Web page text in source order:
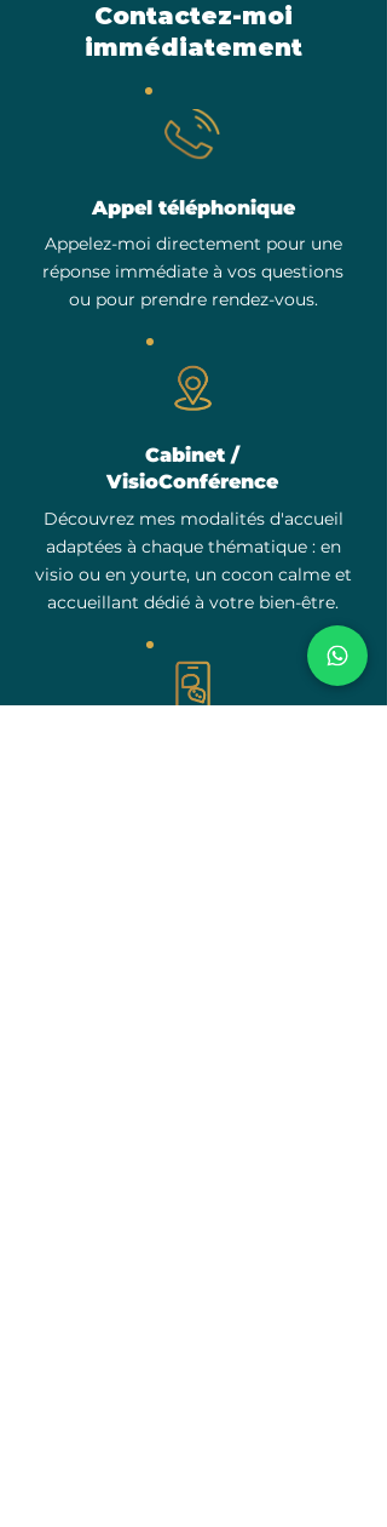
Contactez-moi
immédiatement
Appelez-moi directement pour une
réponse immédiate à vos questions
ou pour prendre rendez-vous.
Appel téléphonique
Cabinet /
VisioConférence
Découvrez mes modalités d'accueil
adaptées à chaque thématique : en
visio ou en yourte, un cocon calme et
accueillant dédié à votre bien-être.